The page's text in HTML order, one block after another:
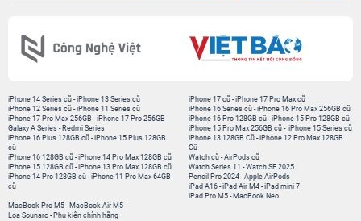
iPhone 14 Series cũ -iPhone 13 Series cũ
iPhone 12 Series cũ -iPhone 11 Series cũ
iPhone 17 Pro Max 256GB -iPhone 17 Pro 256GB
Galaxy A Series - Redmi Series
iPhone 17 cũ -iPhone 17 Pro Max cũ
iPhone 16 Series cũ - iPhone 16 Pro Max 256GB cũ
iPhone 16 Pro 128GB cũ -iPhone 15 Pro 128GB cũ
iPhone 15 Pro Max 256GB cũ - iPhone 15 Series cũ
iPhone 16 Plus 128GB cũ -iPhone 15 Plus 128GB
cũ
iPhone 16 128GB cũ -iPhone 14 Pro Max 128GB cũ
iPhone 15 128GB cũ -iPhone 13 Pro Max 128GB cũ
iPhone 14 Pro 128GB cũ -iPhone 11 Pro Max 64GB
cũ
iPhone 13 128GB Cũ -iPhone 12 Pro Max 128GB
Cũ
Watch cũ -AirPods cũ
Watch Series 11 -Watch SE 2025
Pencil Pro 2024 -Apple AirPods
iPad A16 -iPad Air M4 -iPad mini 7
iPad Pro M5 - MacBook Neo
MacBook Pro M5 - MacBook Air M5
Loa Sounarc - Phụ kiện chính hãng